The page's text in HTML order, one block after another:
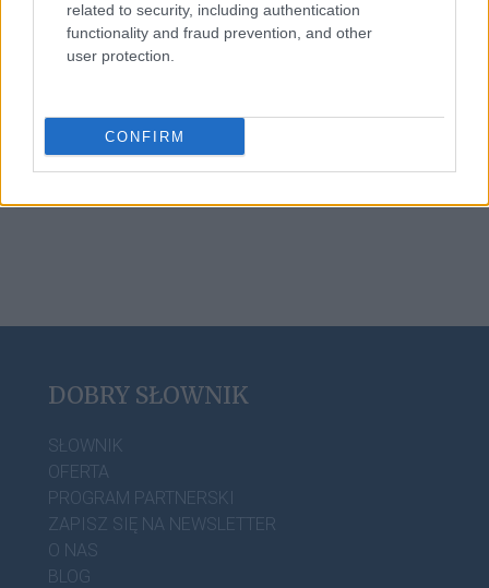
related to security, including authentication
functionality and fraud prevention, and other
user protection.
CONFIRM
jabłonkowanie
desusy
DOBRY SŁOWNIK
SŁOWNIK
OFERTA
PROGRAM PARTNERSKI
ZAPISZ SIĘ NA NEWSLETTER
O NAS
BLOG